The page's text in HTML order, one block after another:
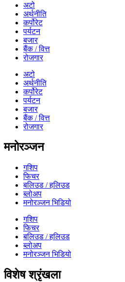
अटो
अर्थनीति
कर्पोरेट
पर्यटन
बजार
बैंक / वित्त
रोजगार
अटो
अर्थनीति
कर्पोरेट
पर्यटन
बजार
बैंक / वित्त
रोजगार
मनोरञ्जन
गशिप
फिचर
बलिउड / हलिउड
ब्लोअप
मनोरञ्जन भिडियो
गशिप
फिचर
बलिउड / हलिउड
ब्लोअप
मनोरञ्जन भिडियो
विशेष श्रृंखला